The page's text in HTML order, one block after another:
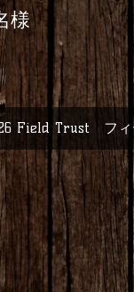
様
Field Trust フィ